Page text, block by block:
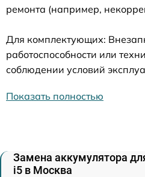
ремонта (например,
Для комплектующих:
работоспособности или
соблюдении условий
Показать полностью
Замена аккумулятора
i5 в Москва